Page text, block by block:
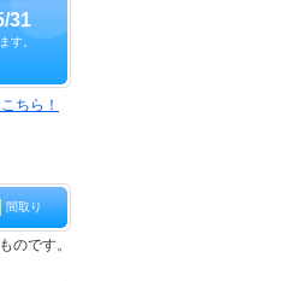
31
す。
ちら！
間取り
のです。